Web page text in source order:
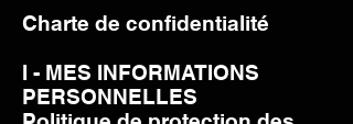
Charte de confidentialité
I - MES INFORMATIONS
PERSONNELLES